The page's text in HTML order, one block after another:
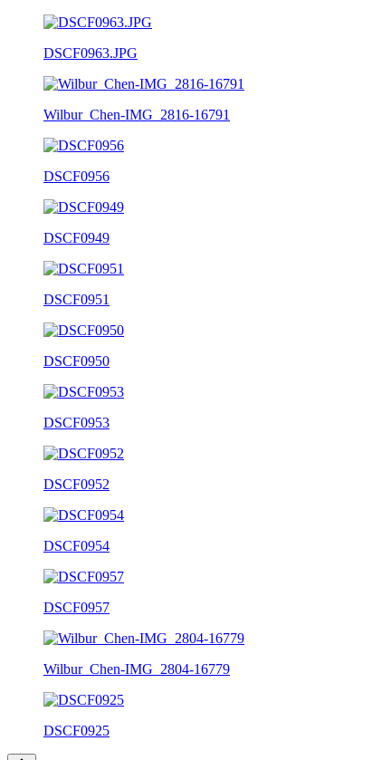
DSCF0963.JPG
Wilbur_Chen-IMG_2816-16791
DSCF0956
DSCF0949
DSCF0951
DSCF0950
DSCF0953
DSCF0952
DSCF0954
DSCF0957
Wilbur_Chen-IMG_2804-16779
DSCF0925